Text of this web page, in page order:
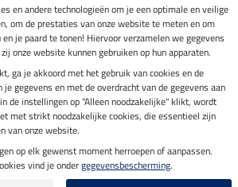
Impressum
update op 08.08.2026 om 14:33 uur
en andere technologieën om je een optimale en veilige
om de prestaties van onze website te meten en om
je paard te tonen! Hiervoor verzamelen we gegevens
onze website kunnen gebruiken op hun apparaten.
ga je akkoord met het gebruik van cookies en de
gegevens en met de overdracht van de gegevens aan
de instellingen op "Alleen noodzakelijke" klikt, wordt
met strikt noodzakelijke cookies, die essentieel zijn
van onze website.
op elk gewenst moment herroepen of aanpassen.
vind je ondergegevensbescherming.